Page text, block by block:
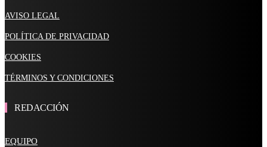
AVISO LEGAL
POLÍTICA DE PRIVACIDAD
COOKIES
TÉRMINOS Y CONDICIONES
REDACCIÓN
EQUIPO